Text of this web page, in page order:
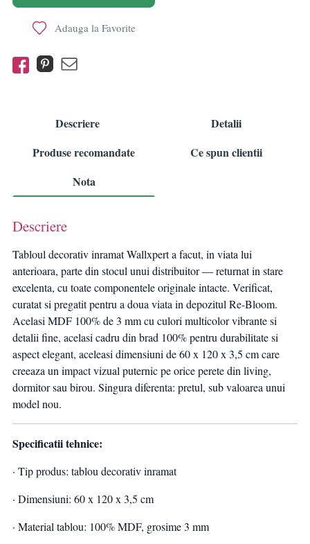
Adauga la Favorite
Descriere
Detalii
Produse recomandate
Ce spun clientii
Nota
Descriere
Tabloul decorativ inramat Wallxpert a facut, in viata lui
anterioara, parte din stocul unui distribuitor — returnat in stare
excelenta, cu toate componentele originale intacte. Verificat,
curatat si pregatit pentru a doua viata in depozitul Re-Bloom.
Acelasi MDF 100% de 3 mm cu culori multicolor vibrante si
detalii fine, acelasi cadru din brad 100% pentru durabilitate si
aspect elegant, aceleasi dimensiuni de 60 x 120 x 3,5 cm care
creeaza un impact vizual puternic pe orice perete din living,
dormitor sau birou. Singura diferenta: pretul, sub valoarea unui
model nou.
Specificatii tehnice:
· Tip produs: tablou decorativ inramat
· Dimensiuni: 60 x 120 x 3,5 cm
· Material tablou: 100% MDF, grosime 3 mm